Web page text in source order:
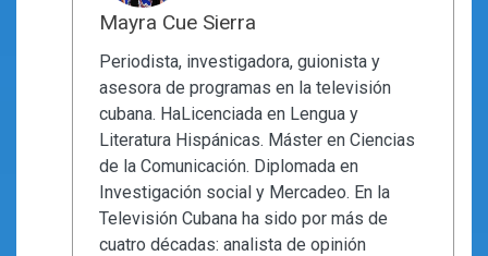
Mayra Cue Sierra
Periodista, investigadora, guionista y
asesora de programas en la televisión
cubana. HaLicenciada en Lengua y
Literatura Hispánicas. Máster en Ciencias
de la Comunicación. Diplomada en
Investigación social y Mercadeo. En la
Televisión Cubana ha sido por más de
cuatro décadas: analista de opinión